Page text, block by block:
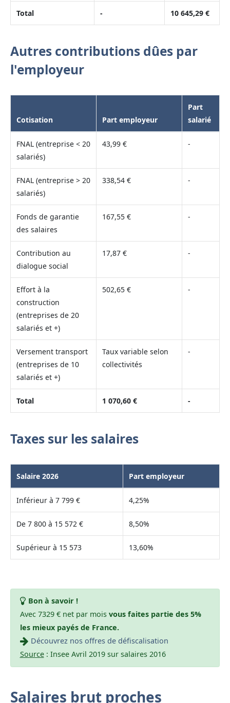
Total - 10 645,29 €
Autres contributions dûes par
l'employeur
Cotisation Part employeur
Part
salarié
FNAL (entreprise < 20
salariés)
43,99 € -
FNAL (entreprise > 20
salariés)
338,54 € -
Fonds de garantie
des salaires
167,55 € -
Contribution au
dialogue social
17,87 € -
Effort à la
construction
(entreprises de 20
salariés et +)
502,65 € -
Versement transport
(entreprises de 10
salariés et +)
Taux variable selon
collectivités
-
Total 1 070,60 € -
Taxes sur les salaires
Salaire 2026 Part employeur
Inférieur à 7 799 € 4,25%
De 7 800 à 15 572 € 8,50%
Supérieur à 15 573 13,60%
Bon à savoir !
Avec 7329 € net par mois vous faites partie des 5%
les mieux payés de France.
Découvrez nos offres de défiscalisation
Source: Insee Avril 2019 sur salaires 2016
Salaires brut proches